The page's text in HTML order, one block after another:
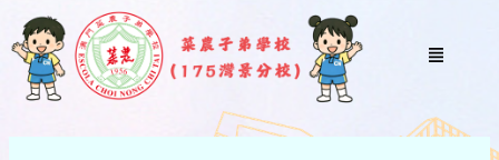
至
Menu
Post
navigation